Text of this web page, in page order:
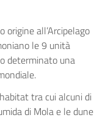
origine all’Arcipelago
le 9 unità
determinato una
tra cui alcuni di
di Mola e le dune